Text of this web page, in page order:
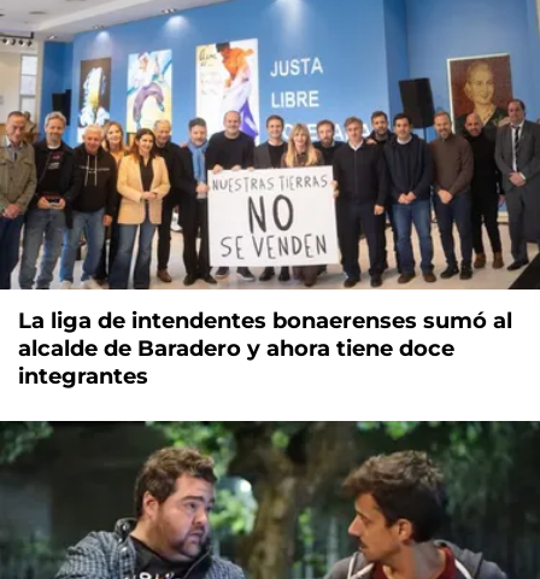
La liga de intendentes bonaerenses sumó al
alcalde de Baradero y ahora tiene doce
integrantes